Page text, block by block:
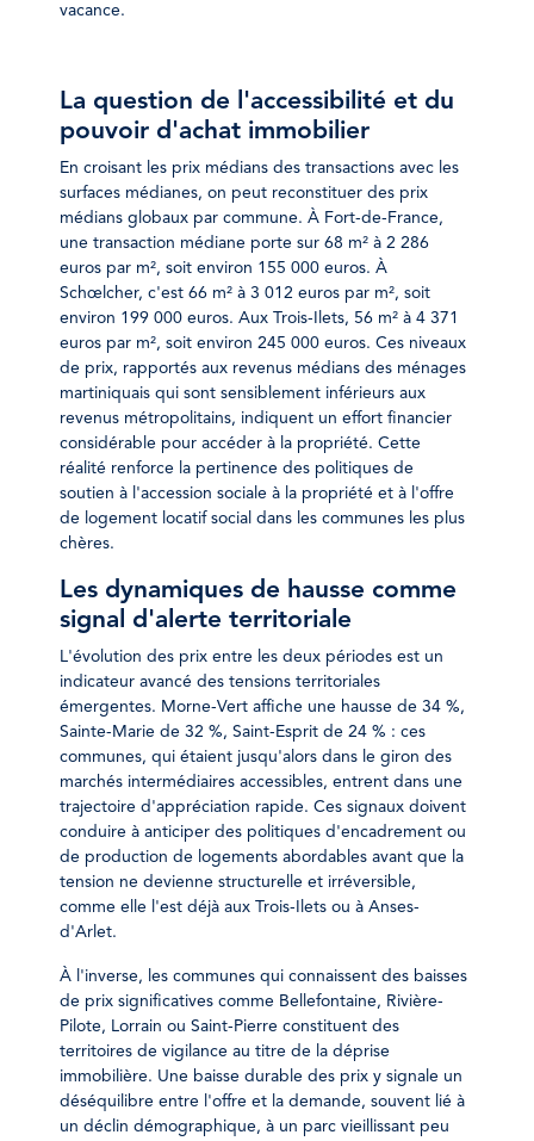
vacance.
La question de l'accessibilité et du
pouvoir d'achat immobilier
En croisant les prix médians des transactions avec les
surfaces médianes, on peut reconstituer des prix
médians globaux par commune. À Fort-de-France,
une transaction médiane porte sur 68 m² à 2 286
euros par m², soit environ 155 000 euros. À
Schœlcher, c'est 66 m² à 3 012 euros par m², soit
environ 199 000 euros. Aux Trois-Ilets, 56 m² à 4 371
euros par m², soit environ 245 000 euros. Ces niveaux
de prix, rapportés aux revenus médians des ménages
martiniquais qui sont sensiblement inférieurs aux
revenus métropolitains, indiquent un effort financier
considérable pour accéder à la propriété. Cette
réalité renforce la pertinence des politiques de
soutien à l'accession sociale à la propriété et à l'offre
de logement locatif social dans les communes les plus
chères.
Les dynamiques de hausse comme
signal d'alerte territoriale
L'évolution des prix entre les deux périodes est un
indicateur avancé des tensions territoriales
émergentes. Morne-Vert affiche une hausse de 34 %,
Sainte-Marie de 32 %, Saint-Esprit de 24 % : ces
communes, qui étaient jusqu'alors dans le giron des
marchés intermédiaires accessibles, entrent dans une
trajectoire d'appréciation rapide. Ces signaux doivent
conduire à anticiper des politiques d'encadrement ou
de production de logements abordables avant que la
tension ne devienne structurelle et irréversible,
comme elle l'est déjà aux Trois-Ilets ou à Anses-
d'Arlet.
À l'inverse, les communes qui connaissent des baisses
de prix significatives comme Bellefontaine, Rivière-
Pilote, Lorrain ou Saint-Pierre constituent des
territoires de vigilance au titre de la déprise
immobilière. Une baisse durable des prix y signale un
déséquilibre entre l'offre et la demande, souvent lié à
un déclin démographique, à un parc vieillissant peu